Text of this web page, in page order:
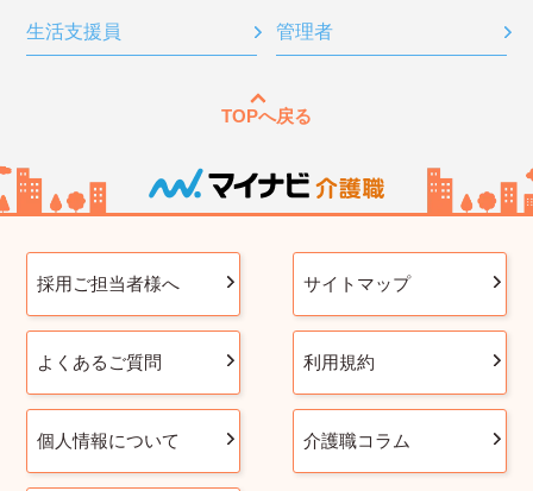
生活支援員 管理者
TOPへ戻る
採用ご担当者様へ サイトマップ
よくあるご質問 利用規約
個人情報について 介護職コラム